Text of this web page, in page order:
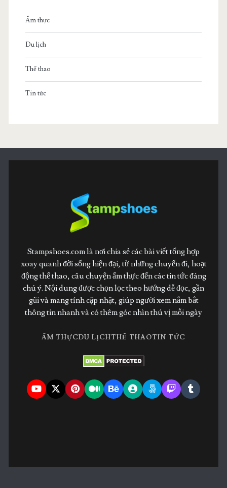
Ẩm thực
Du lịch
Thể thao
Tin tức
Stampshoes.com là nơi chia sẻ các bài viết tổng hợp
xoay quanh đời sống hiện đại, từ những chuyến đi, hoạt
động thể thao, câu chuyện ẩm thực đến các tin tức đáng
chú ý. Nội dung được chọn lọc theo hướng dễ đọc, gần
gũi và mang tính cập nhật, giúp người xem nắm bắt
thông tin nhanh và có thêm góc nhìn thú vị mỗi ngày
ẨM THỰCDU LỊCHTHỂ THAOTIN TỨC